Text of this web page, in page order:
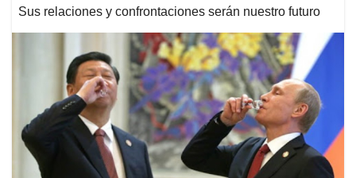
Sus relaciones y confrontaciones serán nuestro futuro